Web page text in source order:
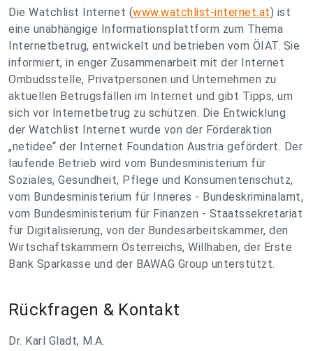
Die Watchlist Internet (www.watchlist-internet.at) ist
eine unabhängige Informationsplattform zum Thema
Internetbetrug, entwickelt und betrieben vom ÖIAT. Sie
informiert, in enger Zusammenarbeit mit der Internet
Ombudsstelle, Privatpersonen und Unternehmen zu
aktuellen Betrugsfällen im Internet und gibt Tipps, um
sich vor Internetbetrug zu schützen. Die Entwicklung
der Watchlist Internet wurde von der Förderaktion
„netidee“ der Internet Foundation Austria gefördert. Der
laufende Betrieb wird vom Bundesministerium für
Soziales, Gesundheit, Pflege und Konsumentenschutz,
vom Bundesministerium für Inneres - Bundeskriminalamt,
vom Bundesministerium für Finanzen - Staatssekretariat
für Digitalisierung, von der Bundesarbeitskammer, den
Wirtschaftskammern Österreichs, Willhaben, der Erste
Bank Sparkasse und der BAWAG Group unterstützt.
Rückfragen & Kontakt
Dr. Karl Gladt, M.A.